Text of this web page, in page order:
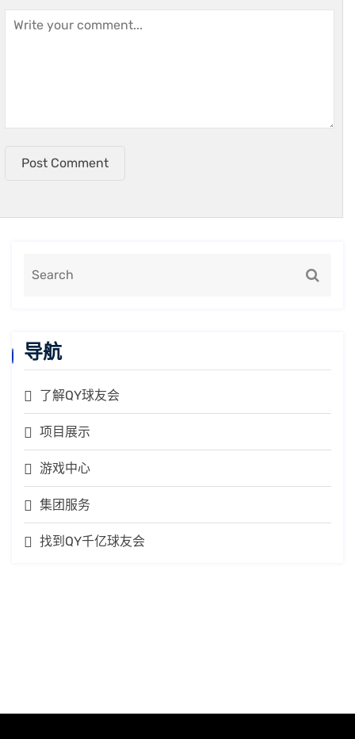
Post Comment
导航
了解QY球友会
项目展示
游戏中心
集团服务
找到QY千亿球友会